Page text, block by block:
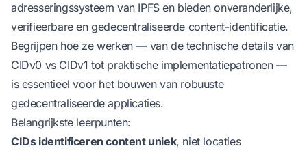
adresseringssysteem van IPFS en bieden onveranderlijke,
verifieerbare en gedecentraliseerde content-identificatie.
Begrijpen hoe ze werken — van de technische details van
CIDv0 vs CIDv1 tot praktische implementatiepatronen —
is essentieel voor het bouwen van robuuste
gedecentraliseerde applicaties.
Belangrijkste leerpunten:
CIDs identificeren content uniek, niet locaties